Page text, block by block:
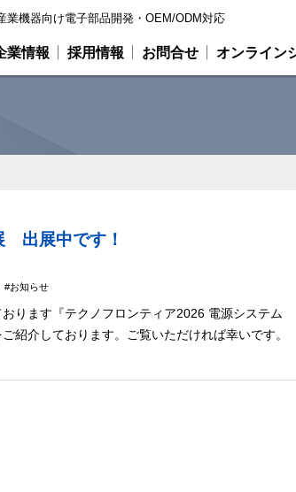
業機器向け電子部品開発・OEM/ODM対応
業情報 採用情報 お問合せ オンライン
出展中です！
お知らせ
ます『テクノフロンティア2026 電源システム
紹介しております。ご覧いただければ幸いです。